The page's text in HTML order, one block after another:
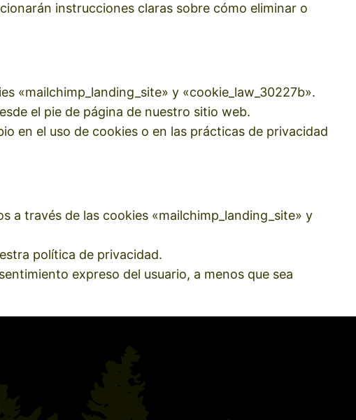
instrucciones claras sobre cómo eliminar o
«mailchimp_landing_site» y «cookie_law_30227b».
el pie de página de nuestro sitio web.
en el uso de cookies o en las prácticas de privacidad
a través de las cookies «mailchimp_landing_site» y
política de privacidad.
expreso del usuario, a menos que sea